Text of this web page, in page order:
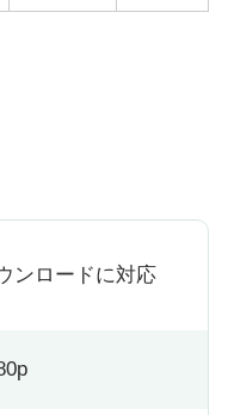
ンロードに対応